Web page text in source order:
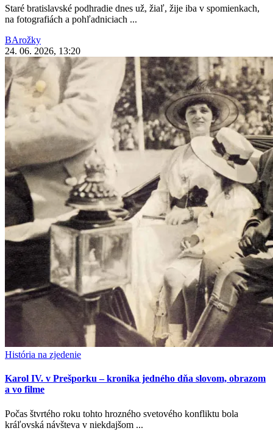
Staré bratislavské podhradie dnes už, žiaľ, žije iba v spomienkach,
na fotografiách a pohľadniciach ...
BArožky
24. 06. 2026, 13:20
História na zjedenie
Karol IV. v Prešporku – kronika jedného dňa slovom, obrazom
a vo filme
Počas štvrtého roku tohto hrozného svetového konfliktu bola
kráľovská návšteva v niekdajšom ...